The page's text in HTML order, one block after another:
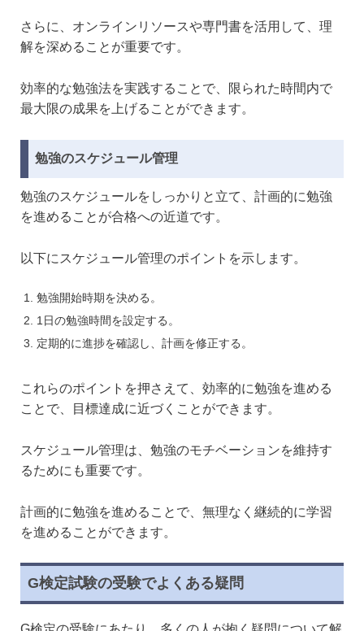
さらに、オンラインリソースや専門書を活用して、理
解を深めることが重要です。
効率的な勉強法を実践することで、限られた時間内で
最大限の成果を上げることができます。
勉強のスケジュール管理
勉強のスケジュールをしっかりと立て、計画的に勉強
を進めることが合格への近道です。
以下にスケジュール管理のポイントを示します。
勉強開始時期を決める。
1日の勉強時間を設定する。
定期的に進捗を確認し、計画を修正する。
これらのポイントを押さえて、効率的に勉強を進める
ことで、目標達成に近づくことができます。
スケジュール管理は、勉強のモチベーションを維持す
るためにも重要です。
計画的に勉強を進めることで、無理なく継続的に学習
を進めることができます。
G検定試験の受験でよくある疑問